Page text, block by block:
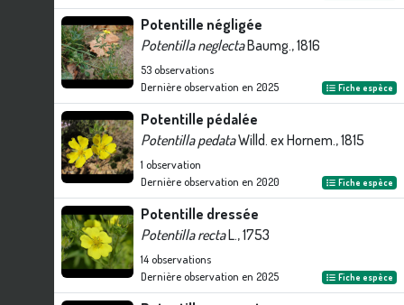
Potentille négligée
Potentilla neglectaBaumg., 1816
53observations
Dernière observation en 2025 Fiche espèce
Potentille pédalée
Potentilla pedataWilld. ex Hornem., 1815
1 observation
Dernière observation en 2020 Fiche espèce
Potentille dressée
Potentilla rectaL., 1753
14observations
Dernière observation en 2025 Fiche espèce